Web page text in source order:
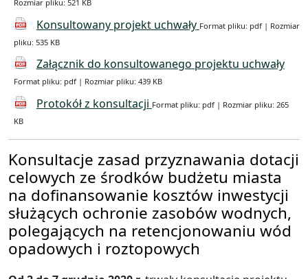
Rozmiar pliku: 521 KB
Konsultowany projekt uchwały Format pliku: pdf | Rozmiar
pliku: 535 KB
Załącznik do konsultowanego projektu uchwały
Format pliku: pdf | Rozmiar pliku: 439 KB
Protokół z konsultacji Format pliku: pdf | Rozmiar pliku: 265
KB
Konsultacje zasad przyznawania dotacji
celowych ze środków budżetu miasta
na dofinansowanie kosztów inwestycji
służących ochronie zasobów wodnych,
polegających na retencjonowaniu wód
opadowych i roztopowych